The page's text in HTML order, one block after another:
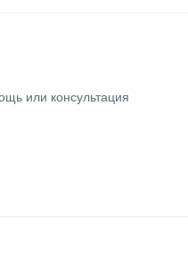
или консультация